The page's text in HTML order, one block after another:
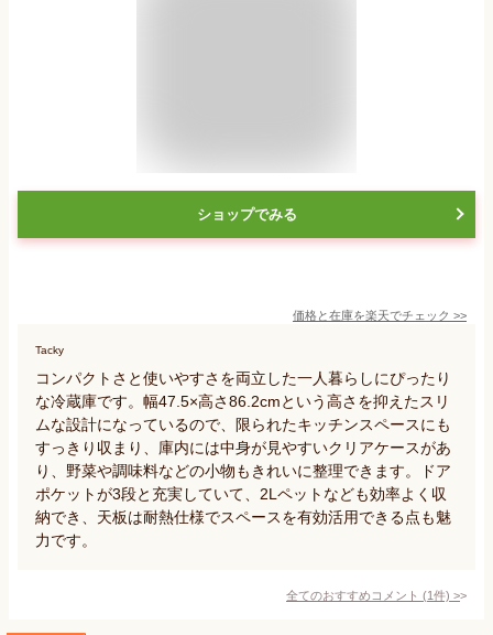
ショップでみる
価格と在庫を楽天でチェック >>
Tacky
コンパクトさと使いやすさを両立した一人暮らしにぴったり
な冷蔵庫です。幅47.5×高さ86.2cmという高さを抑えたスリ
ムな設計になっているので、限られたキッチンスペースにも
すっきり収まり、庫内には中身が見やすいクリアケースがあ
り、野菜や調味料などの小物もきれいに整理できます。ドア
ポケットが3段と充実していて、2Lペットなども効率よく収
納でき、天板は耐熱仕様でスペースを有効活用できる点も魅
力です。
全てのおすすめコメント (1件) >